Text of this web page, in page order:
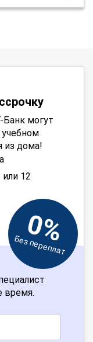
могут
из дома!
12
0%
Без переплат
время.